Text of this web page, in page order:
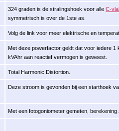
324 graden is de stralingshoek voor alleC-
symmetrisch is over de 1ste as.
Volg de link voor meer elektrische en
Met deze powerfactor geldt dat voor iedere 1
kVAhr aan reactief vermogen is geweest.
Total Harmonic Distortion.
Deze stroom is gevonden bij een starthoek
Met een fotogoniometer gemeten,